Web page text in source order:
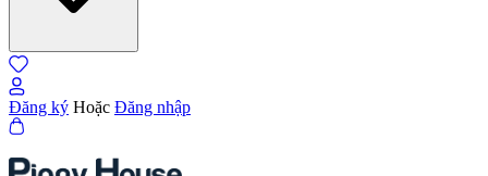
Đăng ký Hoặc Đăng nhập